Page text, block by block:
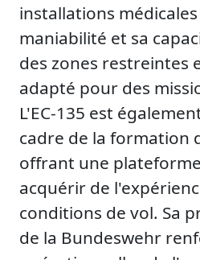
installations
maniabilité et sa
des zones restreintes
adapté pour des
L'EC-135 est
cadre de la formation
offrant une
acquérir de
conditions de vol. Sa
de la Bundeswehr